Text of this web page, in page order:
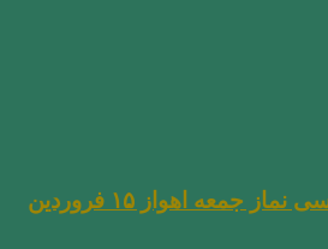
خطبه های عبادی سیاسی نماز جمعه اهواز ۱۵ فروردین